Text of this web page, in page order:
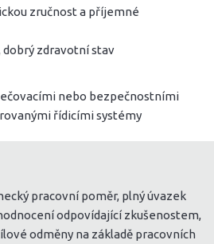
zručnost a příjemné
zdravotní stav
nebo bezpečnostními
řídicími systémy
pracovní poměr, plný úvazek
odpovídající zkušenostem,
odměny na základě pracovních